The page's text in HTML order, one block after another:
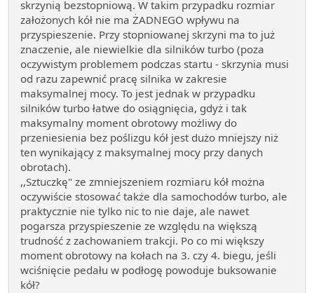
skrzynią bezstopniową. W takim przypadku rozmiar
założonych kół nie ma ŻADNEGO wpływu na
przyspieszenie. Przy stopniowanej skrzyni ma to już
znaczenie, ale niewielkie dla silników turbo (poza
oczywistym problemem podczas startu - skrzynia musi
od razu zapewnić pracę silnika w zakresie
maksymalnej mocy. To jest jednak w przypadku
silników turbo łatwe do osiągnięcia, gdyż i tak
maksymalny moment obrotowy możliwy do
przeniesienia bez poślizgu kół jest dużo mniejszy niż
ten wynikający z maksymalnej mocy przy danych
obrotach).
,,Sztuczkę" ze zmniejszeniem rozmiaru kół można
oczywiście stosować także dla samochodów turbo, ale
praktycznie nie tylko nic to nie daje, ale nawet
pogarsza przyspieszenie ze względu na większą
trudność z zachowaniem trakcji. Po co mi większy
moment obrotowy na kołach na 3. czy 4. biegu, jeśli
wciśnięcie pedału w podłogę powoduje buksowanie
kół?